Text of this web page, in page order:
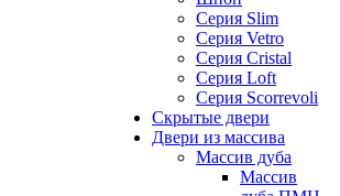
Серия Slim
Серия Vetro
Серия Cristal
Серия Loft
Серия Scorrevoli
Скрытые двери
Двери из массива
Массив дуба
Массив